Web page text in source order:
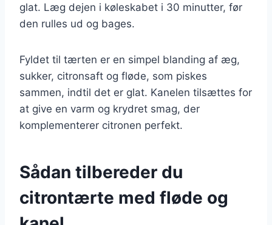
glat. Læg dejen i køleskabet i 30 minutter, før
den rulles ud og bages.
Fyldet til tærten er en simpel blanding af æg,
sukker, citronsaft og fløde, som piskes
sammen, indtil det er glat. Kanelen tilsættes for
at give en varm og krydret smag, der
komplementerer citronen perfekt.
Sådan tilbereder du
citrontærte med fløde og